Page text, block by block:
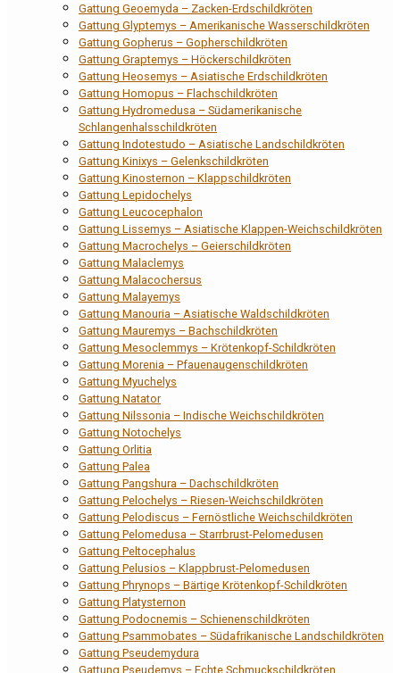
Gattung Geoemyda – Zacken-Erdschildkröten
Gattung Glyptemys – Amerikanische Wasserschildkröten
Gattung Gopherus – Gopherschildkröten
Gattung Graptemys – Höckerschildkröten
Gattung Heosemys – Asiatische Erdschildkröten
Gattung Homopus – Flachschildkröten
Gattung Hydromedusa – Südamerikanische
Schlangenhalsschildkröten
Gattung Indotestudo – Asiatische Landschildkröten
Gattung Kinixys – Gelenkschildkröten
Gattung Kinosternon – Klappschildkröten
Gattung Lepidochelys
Gattung Leucocephalon
Gattung Lissemys – Asiatische Klappen-Weichschildkröten
Gattung Macrochelys – Geierschildkröten
Gattung Malaclemys
Gattung Malacochersus
Gattung Malayemys
Gattung Manouria – Asiatische Waldschildkröten
Gattung Mauremys – Bachschildkröten
Gattung Mesoclemmys – Krötenkopf-Schildkröten
Gattung Morenia – Pfauenaugenschildkröten
Gattung Myuchelys
Gattung Natator
Gattung Nilssonia – Indische Weichschildkröten
Gattung Notochelys
Gattung Orlitia
Gattung Palea
Gattung Pangshura – Dachschildkröten
Gattung Pelochelys – Riesen-Weichschildkröten
Gattung Pelodiscus – Fernöstliche Weichschildkröten
Gattung Pelomedusa – Starrbrust-Pelomedusen
Gattung Peltocephalus
Gattung Pelusios – Klappbrust-Pelomedusen
Gattung Phrynops – Bärtige Krötenkopf-Schildkröten
Gattung Platysternon
Gattung Podocnemis – Schienenschildkröten
Gattung Psammobates – Südafrikanische Landschildkröten
Gattung Pseudemydura
Gattung Pseudemys – Echte Schmuckschildkröten